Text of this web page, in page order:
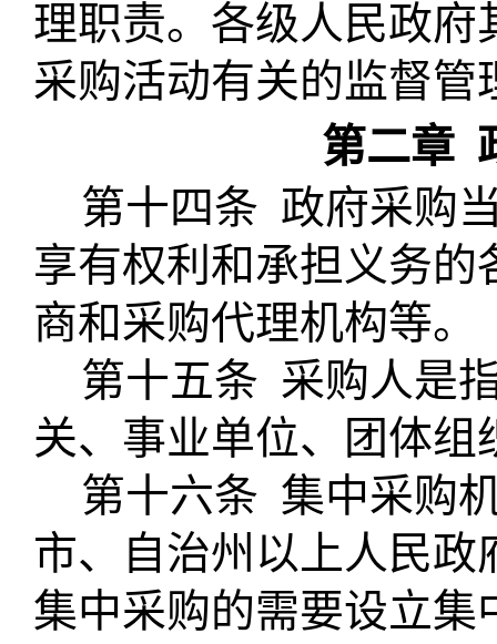
理职责。各级人民政
采购活动有关的监督管
第二章
第十四条 政府采购
享有权利和承担义务
商和采购代理机构等。
第十五条 采购人是
关、事业单位、团体组
第十六条 集中采购
市、自治州以上人民
集中采购的需要设立集